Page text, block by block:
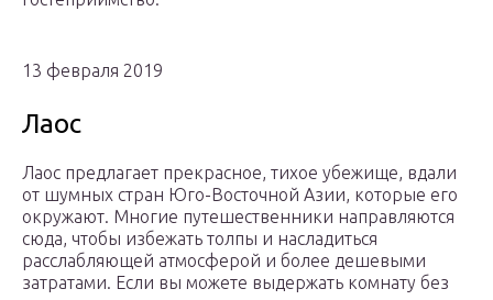
13 февраля 2019
Лаос
Лаос предлагает прекрасное, тихое убежище, вдали
от шумных стран Юго-Восточной Азии, которые его
окружают. Многие путешественники направляются
сюда, чтобы избежать толпы и насладиться
расслабляющей атмосферой и более дешевыми
затратами. Если вы можете выдержать комнату без